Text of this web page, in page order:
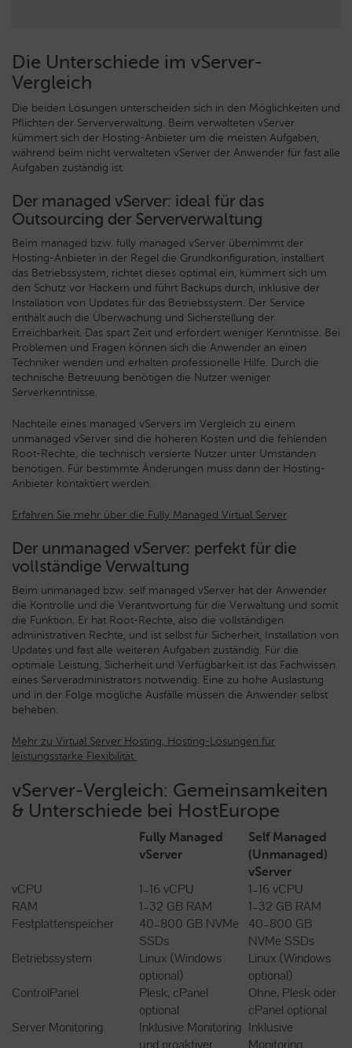
Die Unterschiede im vServer-
Vergleich
Die beiden Lösungen unterscheiden sich in den Möglichkeiten und
Pflichten der Serververwaltung. Beim verwalteten vServer
kümmert sich der Hosting-Anbieter um die meisten Aufgaben,
während beim nicht verwalteten vServer der Anwender für fast alle
Aufgaben zuständig ist.
Der managed vServer: ideal für das
Outsourcing der Serververwaltung
Beim managed bzw. fully managed vServer übernimmt der
Hosting-Anbieter in der Regel die Grundkonfiguration, installiert
das Betriebssystem, richtet dieses optimal ein, kümmert sich um
den Schutz vor Hackern und führt Backups durch, inklusive der
Installation von Updates für das Betriebssystem. Der Service
enthält auch die Überwachung und Sicherstellung der
Erreichbarkeit. Das spart Zeit und erfordert weniger Kenntnisse. Bei
Problemen und Fragen können sich die Anwender an einen
Techniker wenden und erhalten professionelle Hilfe. Durch die
technische Betreuung benötigen die Nutzer weniger
Serverkenntnisse.
Nachteile eines managed vServers im Vergleich zu einem
unmanaged vServer sind die höheren Kosten und die fehlenden
Root-Rechte, die technisch versierte Nutzer unter Umständen
benötigen. Für bestimmte Änderungen muss dann der Hosting-
Anbieter kontaktiert werden.
Erfahren Sie mehr über die Fully Managed Virtual Server
Der unmanaged vServer: perfekt für die
vollständige Verwaltung
Beim unmanaged bzw. self managed vServer hat der Anwender
die Kontrolle und die Verantwortung für die Verwaltung und somit
die Funktion. Er hat Root-Rechte, also die vollständigen
administrativen Rechte, und ist selbst für Sicherheit, Installation von
Updates und fast alle weiteren Aufgaben zuständig. Für die
optimale Leistung, Sicherheit und Verfügbarkeit ist das Fachwissen
eines Serveradministrators notwendig. Eine zu hohe Auslastung
und in der Folge mögliche Ausfälle müssen die Anwender selbst
beheben.
Mehr zu Virtual Server Hosting, Hosting-Lösungen für
leistungsstarke Flexibilität
vServer-Vergleich: Gemeinsamkeiten
& Unterschiede bei HostEurope
Fully Managed
vServer
Self Managed
(Unmanaged)
vServer
vCPU 1–16 vCPU
1–16 vCPU
RAM
1–32 GB RAM
1–32 GB RAM
Festplattenspeicher
40–800 GB NVMe
SSDs
40–800 GB
NVMe SSDs
Betriebssystem
Linux (Windows
optional)
Linux (Windows
optional)
ControlPanel
Plesk, cPanel
optional
Ohne, Plesk oder
cPanel optional
Server Monitoring
Inklusive Monitoring
und proaktiver
Inklusive
Monitoring